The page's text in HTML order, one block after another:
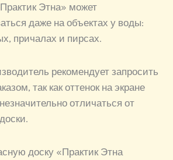
Этна» может
даже на объектах у воды:
причалах и пирсах.
рекомендует запросить
так как оттенок на экране
отличаться от
доску «Практик Этна